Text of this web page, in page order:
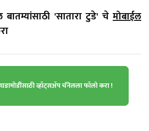
'सातारा टुडे' चे मोबाईल
व्हॉट्सॲप चॅनेलला फॉलो करा !